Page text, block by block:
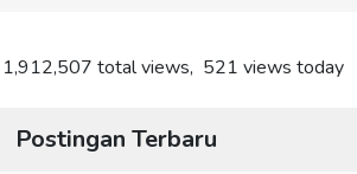
1,912,507 total views, 521 views today
Postingan Terbaru